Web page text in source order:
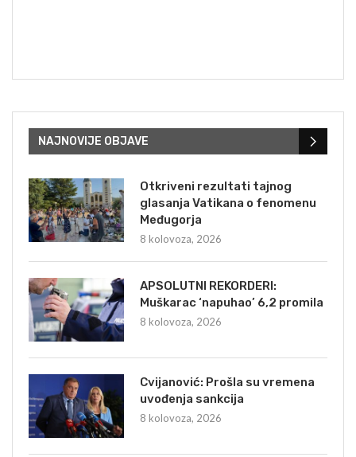
NAJNOVIJE OBJAVE
Otkriveni rezultati tajnog
glasanja Vatikana o fenomenu
Međugorja
8 kolovoza, 2026
APSOLUTNI REKORDERI:
Muškarac ‘napuhao’ 6,2 promila
8 kolovoza, 2026
Cvijanović: Prošla su vremena
uvođenja sankcija
8 kolovoza, 2026